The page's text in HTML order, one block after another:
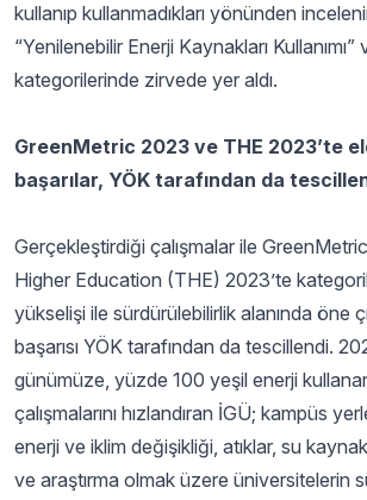
kullanıp kullanmadıkları yönünden
“Yenilenebilir Enerji Kaynakları
kategorilerinde zirvede yer aldı.
GreenMetric 2023 ve THE 2023’te
başarılar, YÖK tarafından da
Gerçekleştirdiği çalışmalar ile
Higher Education (THE) 2023’te
yükselişi ile sürdürülebilirlik alanında öne
başarısı YÖK tarafından da tescillendi.
günümüze, yüzde 100 yeşil enerji
çalışmalarını hızlandıran İGÜ; kampüs
enerji ve iklim değişikliği, atıklar, su
ve araştırma olmak üzere üniversitelerin